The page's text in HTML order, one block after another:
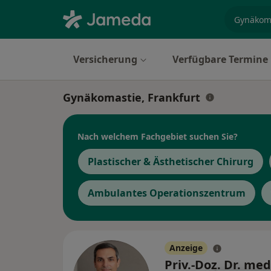
Versicherung Verfügbare Termine
Gynäkomastie, Frankfurt
Nach welchem Fachgebiet suchen Sie?
Plastischer & Ästhetischer Chirurg
Ambulantes Operationszentrum
Anzeige
Priv.-Doz. Dr.